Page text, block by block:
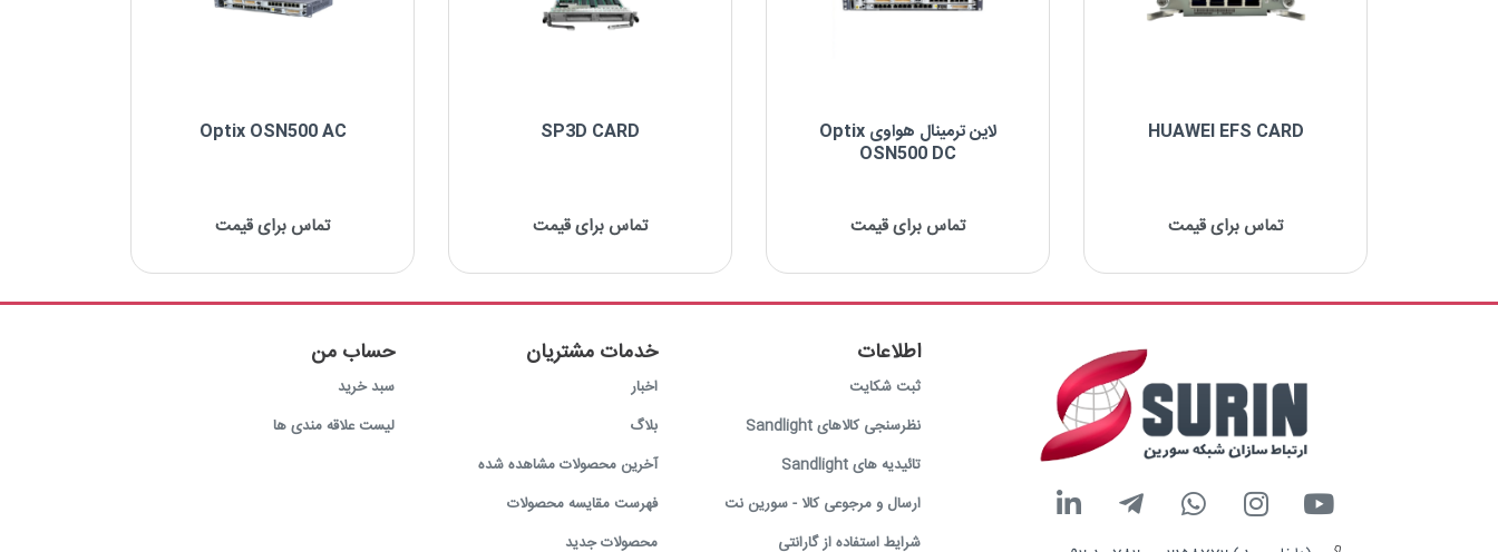
HUAWEI EFS CARD
تماس برای قیمت
لاین ترمینال هواوی Optix
OSN500 DC
کاربرد: E1,Ethernet-over-STM1تماس برای قیمت
SP3D CARD
تماس برای قیمت
Optix OSN500 AC
کاربرد: E1,Ethernet-over-STM1تماس برای قیمت
اطلاعات
ثبت شکایت
نظرسنجی کالاهای Sandlight
تائیدیه های Sandlight
ارسال و مرجوعی کالا - سورین نت
شرایط استفاده از گارانتی
خدمات مشتریان
اخبار
بلاگ
آخرین محصولات مشاهده شده
فهرست مقایسه محصولات
محصولات جدید
حساب من
سبد خرید
لیست علاقه مندی ها